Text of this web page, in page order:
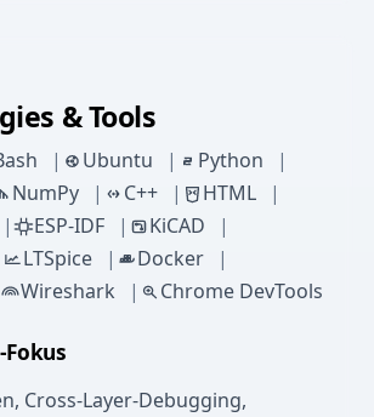
& Tools
Ubuntu
Python
NumPy C++
HTML
ESP-IDF
KiCAD
LTSpice
Docker
Wireshark Chrome DevTools
Cross-Layer-Debugging,